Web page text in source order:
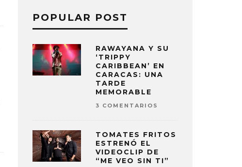
POPULAR POST
RAWAYANA Y SU
‘TRIPPY
CARIBBEAN’ EN
CARACAS: UNA
TARDE
MEMORABLE
3 COMENTARIOS
TOMATES FRITOS
ESTRENÓ EL
VIDEOCLIP DE
“ME VEO SIN TI”